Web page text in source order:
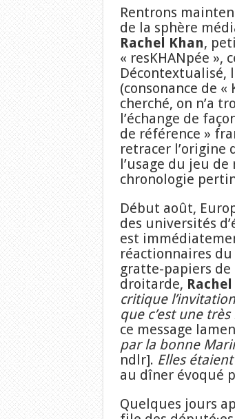
Rentrons
de la sphère
Rachel Khan,
« resKHANpée
Décontextualisé,
(consonance de «
cherché, on n’a
l’échange de
de référence »
retracer l’origine
l’usage du jeu
chronologie
Début août,
des universités
est
réactionnaires
gratte-papiers
droitarde,
critique
que c’est une
ce message
par la bonne
ndlr]. Elles
au dîner évoqué
Quelques jours